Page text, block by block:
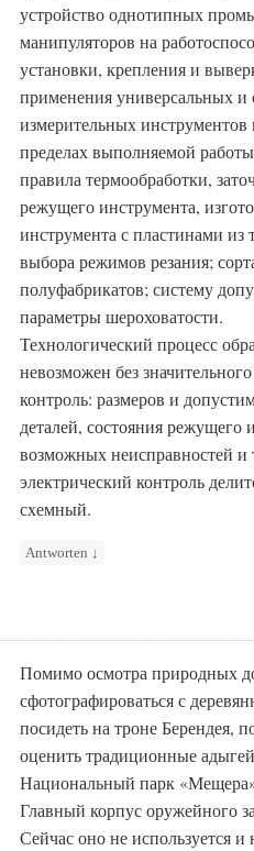
устройство однотипных
манипуляторов на
установки, крепления и
применения универсальных
измерительных
пределах выполняемой
правила термообработки,
режущего инструмента,
инструмента с пластинами
выбора режимов резания;
полуфабрикатов; систему
параметры шероховатости.
Технологический процесс
невозможен без
контроль: размеров и
деталей, состояния
возможных неисправностей
электрический контроль
схемный.
Antworten ↓
Помимо осмотра природных
сфотографироваться с
посидеть на троне Берендея,
оценить традиционные
Национальный парк
Главный корпус оружейного
Сейчас оно не используется